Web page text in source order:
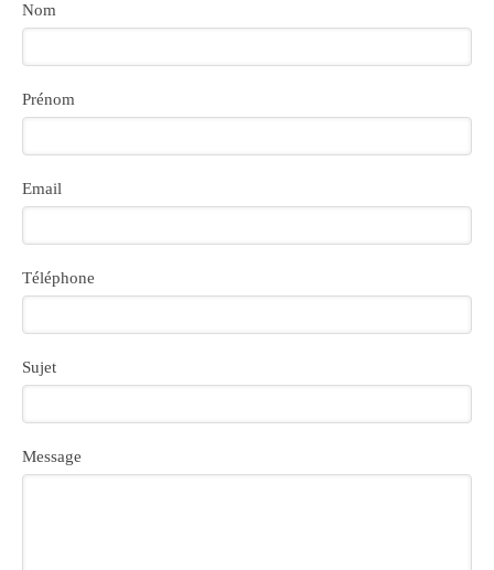
Nom
Prénom
Email
Téléphone
Sujet
Message